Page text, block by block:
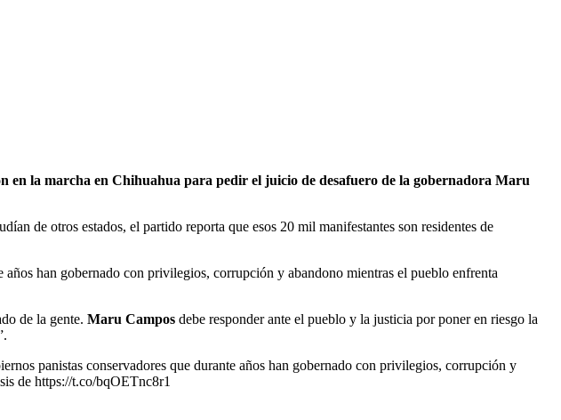
la marcha en Chihuahua para pedir el juicio de desafuero de la gobernadora Maru
de otros estados, el partido reporta que esos 20 mil manifestantes son residentes de
han gobernado con privilegios, corrupción y abandono mientras el pueblo enfrenta
de la gente. Maru Campos debe responder ante el pueblo y la justicia por poner en riesgo la
panistas conservadores que durante años han gobernado con privilegios, corrupción y
de https://t.co/bqOETnc8r1